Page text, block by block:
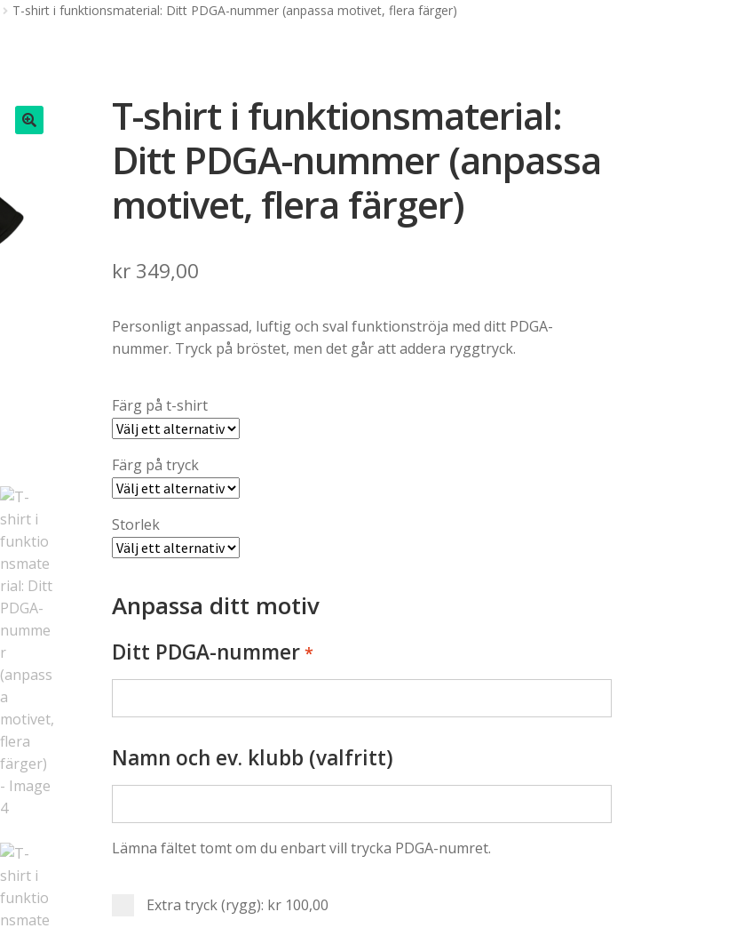
T-shirt i funktionsmaterial: Ditt PDGA-nummer (anpassa motivet, flera färger)
T-shirt i funktionsmaterial:
Ditt PDGA-nummer (anpassa
motivet, flera färger)
kr349,00
Personligt anpassad, luftig och sval funktionströja med ditt PDGA-
nummer. Tryck på bröstet, men det går att addera ryggtryck.
Färg på t-shirt
Färg på tryck
Storlek
Anpassa ditt motiv
Ditt PDGA-nummer*
Namn och ev. klubb (valfritt)
Lämna fältet tomt om du enbart vill trycka PDGA-numret.
Extra tryck (rygg): kr 100,00